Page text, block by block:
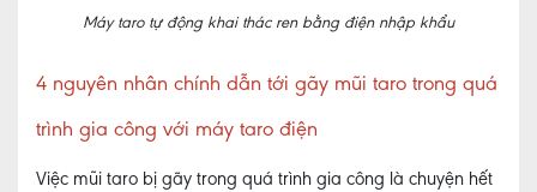
Máy taro tự động khai thác ren bằng điện nhập khẩu
4 nguyên nhân chính dẫn tới gãy mũi taro trong quá
trình gia công với máy taro điện
Việc mũi taro bị gãy trong quá trình gia công là chuyện hết